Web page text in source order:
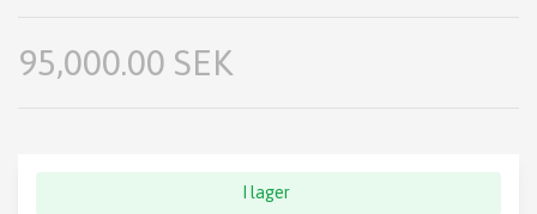
95,000.00 SEK
I lager